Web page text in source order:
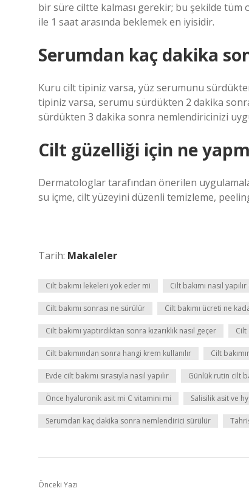
bir süre ciltte kalması gerekir; bu şekilde tüm
ile 1 saat arasında beklemek en iyisidir.
Serumdan kaç dakika
Kuru cilt tipiniz varsa, yüz serumunu
tipiniz varsa, serumu sürdükten 2 dakika
sürdükten 3 dakika sonra nemlendiricinizi
Cilt güzelliği için ne
Dermatologlar tarafından önerilen
su içme, cilt yüzeyini düzenli temizleme,
Tarih: Makaleler
Cilt bakımı lekeleri yok eder mi Cilt bakımı nasıl
Cilt bakımı sonrası ne sürülür Cilt bakımı ücreti ne
Cilt bakımı yaptırdıktan sonra kızarıklık nasıl geçer Cilt
Cilt bakımından sonra hangi krem kullanılır Cilt
Evde cilt bakımı sırasıyla nasıl yapılır Günlük rutin cilt
Önce hyaluronik asit mi C vitamini mi Salisilik asit ve
Serumdan kaç dakika sonra nemlendirici sürülür
Önceki Yazı